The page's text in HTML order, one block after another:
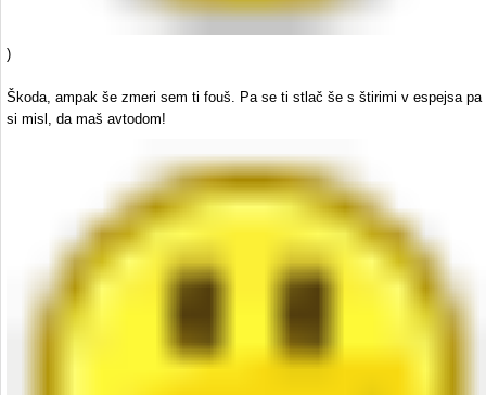
)
Škoda, ampak še zmeri sem ti fouš. Pa se ti stlač še s štirimi v espejsa pa
si misl, da maš avtodom!